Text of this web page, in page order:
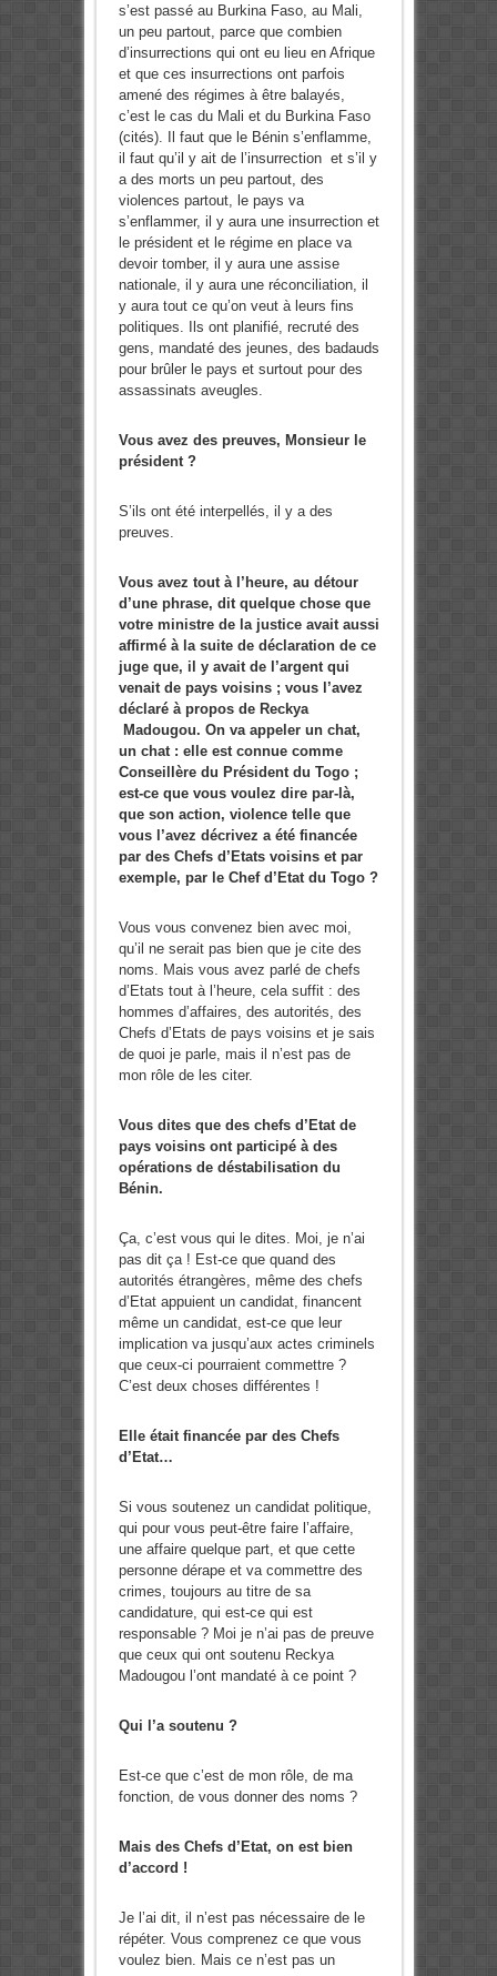
s’est passé au Burkina Faso, au Mali,
un peu partout, parce que combien
d’insurrections qui ont eu lieu en Afrique
et que ces insurrections ont parfois
amené des régimes à être balayés,
c’est le cas du Mali et du Burkina Faso
(cités). Il faut que le Bénin s’enflamme,
il faut qu’il y ait de l’insurrection et s’il y
a des morts un peu partout, des
violences partout, le pays va
s’enflammer, il y aura une insurrection et
le président et le régime en place va
devoir tomber, il y aura une assise
nationale, il y aura une réconciliation, il
y aura tout ce qu’on veut à leurs fins
politiques. Ils ont planifié, recruté des
gens, mandaté des jeunes, des badauds
pour brûler le pays et surtout pour des
assassinats aveugles.
Vous avez des preuves, Monsieur le
président ?
S’ils ont été interpellés, il y a des
preuves.
Vous avez tout à l’heure, au détour
d’une phrase, dit quelque chose que
votre ministre de la justice avait aussi
affirmé à la suite de déclaration de ce
juge que, il y avait de l’argent qui
venait de pays voisins ; vous l’avez
déclaré à propos de Reckya
Madougou. On va appeler un chat,
un chat : elle est connue comme
Conseillère du Président du Togo ;
est-ce que vous voulez dire par-là,
que son action, violence telle que
vous l’avez décrivez a été financée
par des Chefs d’Etats voisins et par
exemple, par le Chef d’Etat du Togo ?
Vous vous convenez bien avec moi,
qu’il ne serait pas bien que je cite des
noms. Mais vous avez parlé de chefs
d’Etats tout à l’heure, cela suffit : des
hommes d’affaires, des autorités, des
Chefs d’Etats de pays voisins et je sais
de quoi je parle, mais il n’est pas de
mon rôle de les citer.
Vous dites que des chefs d’Etat de
pays voisins ont participé à des
opérations de déstabilisation du
Bénin.
Ça, c’est vous qui le dites. Moi, je n’ai
pas dit ça ! Est-ce que quand des
autorités étrangères, même des chefs
d’Etat appuient un candidat, financent
même un candidat, est-ce que leur
implication va jusqu’aux actes criminels
que ceux-ci pourraient commettre ?
C’est deux choses différentes !
Elle était financée par des Chefs
d’Etat…
Si vous soutenez un candidat politique,
qui pour vous peut-être faire l’affaire,
une affaire quelque part, et que cette
personne dérape et va commettre des
crimes, toujours au titre de sa
candidature, qui est-ce qui est
responsable ? Moi je n’ai pas de preuve
que ceux qui ont soutenu Reckya
Madougou l’ont mandaté à ce point ?
Qui l’a soutenu ?
Est-ce que c’est de mon rôle, de ma
fonction, de vous donner des noms ?
Mais des Chefs d’Etat, on est bien
d’accord !
Je l’ai dit, il n’est pas nécessaire de le
répéter. Vous comprenez ce que vous
voulez bien. Mais ce n’est pas un